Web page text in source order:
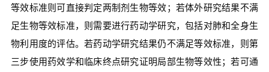
等效标准则可直接判定两制剂生物等效；若体外研究结果不满
足生物等效标准，则需要进行药动学研究，包括对肺和全身生
物利用度的评估。若药动学研究结果仍不满足等效标准，则第
三步使用药效学和临床终点研究证明局部生物等效性；若可通